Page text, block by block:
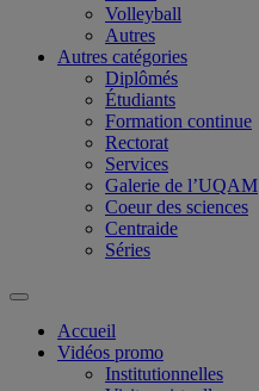
Volleyball
Autres
Autres catégories
Diplômés
Étudiants
Formation continue
Rectorat
Services
Galerie de l’UQAM
Coeur des sciences
Centraide
Séries
Accueil
Vidéos promo
Institutionnelles